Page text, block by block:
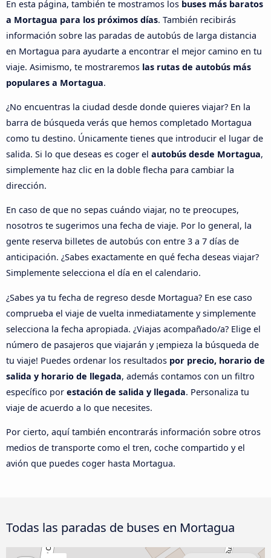
En esta página, también te mostramos los buses más baratos
a Mortagua para los próximos días. También recibirás
información sobre las paradas de autobús de larga distancia
en Mortagua para ayudarte a encontrar el mejor camino en tu
viaje. Asimismo, te mostraremos las rutas de autobús más
populares a Mortagua.
¿No encuentras la ciudad desde donde quieres viajar? En la
barra de búsqueda verás que hemos completado Mortagua
como tu destino. Únicamente tienes que introducir el lugar de
salida. Si lo que deseas es coger el autobús desde Mortagua,
simplemente haz clic en la doble flecha para cambiar la
dirección.
En caso de que no sepas cuándo viajar, no te preocupes,
nosotros te sugerimos una fecha de viaje. Por lo general, la
gente reserva billetes de autobús con entre 3 a 7 días de
anticipación. ¿Sabes exactamente en qué fecha deseas viajar?
Simplemente selecciona el día en el calendario.
¿Sabes ya tu fecha de regreso desde Mortagua? En ese caso
comprueba el viaje de vuelta inmediatamente y simplemente
selecciona la fecha apropiada. ¿Viajas acompañado/a? Elige el
número de pasajeros que viajarán y ¡empieza la búsqueda de
tu viaje! Puedes ordenar los resultados por precio, horario de
salida y horario de llegada, además contamos con un filtro
específico por estación de salida y llegada. Personaliza tu
viaje de acuerdo a lo que necesites.
Por cierto, aquí también encontrarás información sobre otros
medios de transporte como el tren, coche compartido y el
avión que puedes coger hasta Mortagua.
Todas las paradas de buses en Mortagua